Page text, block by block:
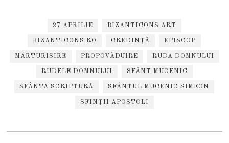
27 APRILIE BIZANTICONS ART
BIZANTICONS.RO CREDINȚĂ EPISCOP
MĂRTURISIRE PROPOVĂDUIRE RUDA DOMNULUI
RUDELE DOMNULUI SFÂNT MUCENIC
SFÂNTA SCRIPTURĂ SFÂNTUL MUCENIC SIMEON
SFINȚII APOSTOLI